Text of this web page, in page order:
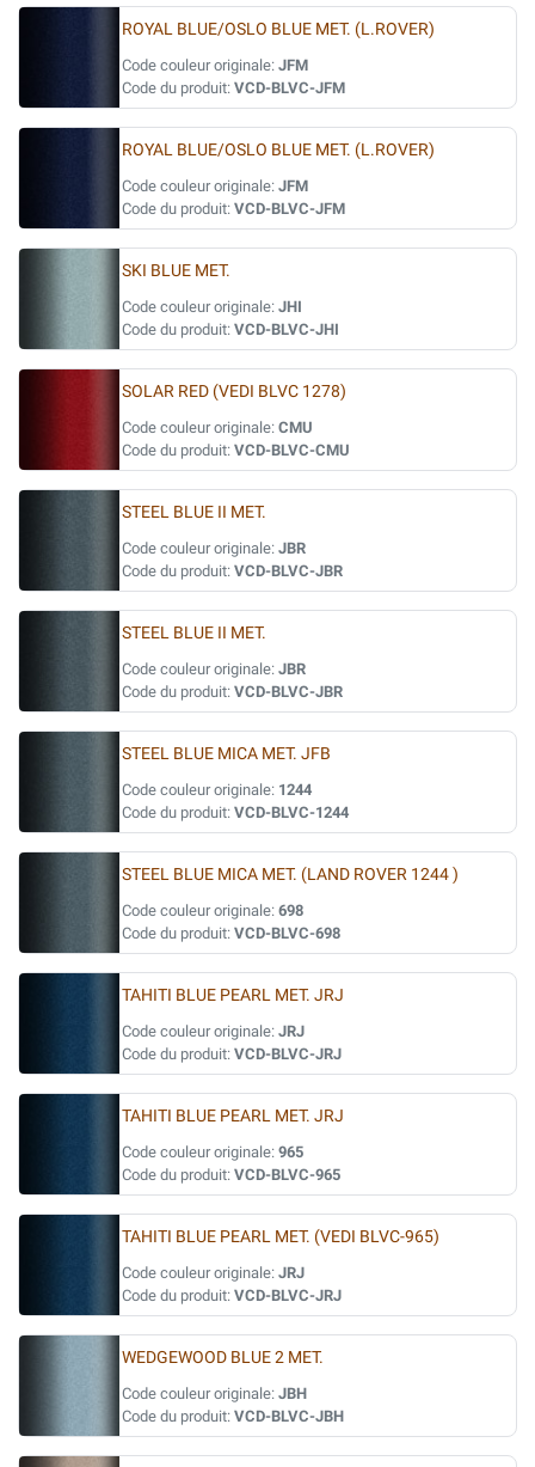
ROYAL BLUE/OSLO BLUE MET. (L.ROVER)
Code couleur originale: JFM
Code du produit: VCD-BLVC-JFM
ROYAL BLUE/OSLO BLUE MET. (L.ROVER)
Code couleur originale: JFM
Code du produit: VCD-BLVC-JFM
SKI BLUE MET.
Code couleur originale: JHI
Code du produit: VCD-BLVC-JHI
SOLAR RED (VEDI BLVC 1278)
Code couleur originale: CMU
Code du produit: VCD-BLVC-CMU
STEEL BLUE II MET.
Code couleur originale: JBR
Code du produit: VCD-BLVC-JBR
STEEL BLUE II MET.
Code couleur originale: JBR
Code du produit: VCD-BLVC-JBR
STEEL BLUE MICA MET. JFB
Code couleur originale: 1244
Code du produit: VCD-BLVC-1244
STEEL BLUE MICA MET. (LAND ROVER 1244 )
Code couleur originale: 698
Code du produit: VCD-BLVC-698
TAHITI BLUE PEARL MET. JRJ
Code couleur originale: JRJ
Code du produit: VCD-BLVC-JRJ
TAHITI BLUE PEARL MET. JRJ
Code couleur originale: 965
Code du produit: VCD-BLVC-965
TAHITI BLUE PEARL MET. (VEDI BLVC-965)
Code couleur originale: JRJ
Code du produit: VCD-BLVC-JRJ
WEDGEWOOD BLUE 2 MET.
Code couleur originale: JBH
Code du produit: VCD-BLVC-JBH